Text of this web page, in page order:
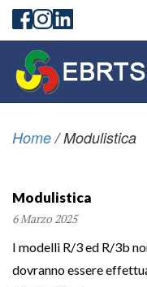
Home/Modulistica
Modulistica
6 Marzo 2025
I modelli R/3 ed R/3b
dovranno essere